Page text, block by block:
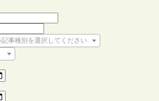
事種別を選択してください
選択してください